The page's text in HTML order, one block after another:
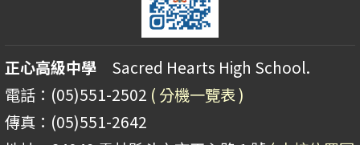
正心高級中學 Sacred Hearts High School.
電話：(05)551-2502 ( 分機一覽表 )
傳真：(05)551-2642